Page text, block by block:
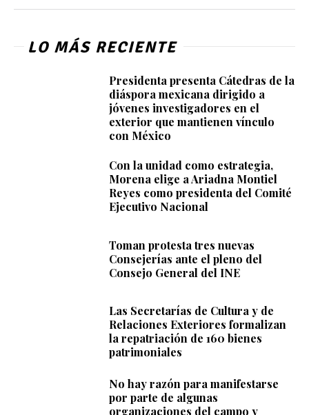
LO MÁS RECIENTE
Presidenta presenta Cátedras de la
diáspora mexicana dirigido a
jóvenes investigadores en el
exterior que mantienen vínculo
con México
Con la unidad como estrategia,
Morena elige a Ariadna Montiel
Reyes como presidenta del Comité
Ejecutivo Nacional
Toman protesta tres nuevas
Consejerías ante el pleno del
Consejo General del INE
Las Secretarías de Cultura y de
Relaciones Exteriores formalizan
la repatriación de 160 bienes
patrimoniales
No hay razón para manifestarse
por parte de algunas
organizaciones del campo y